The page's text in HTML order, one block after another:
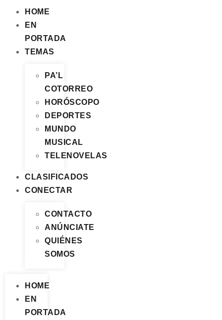
HOME
EN
PORTADA
TEMAS
PA’L
COTORREO
HORÓSCOPO
DEPORTES
MUNDO
MUSICAL
TELENOVELAS
CLASIFICADOS
CONECTAR
CONTACTO
ANÚNCIATE
QUIÉNES
SOMOS
HOME
EN
PORTADA